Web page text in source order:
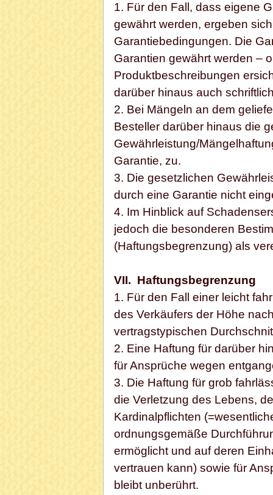
1. Für den Fall, dass eigene
gewährt werden, ergeben
Garantiebedingungen. Die
Garantien gewährt werden –
Produktbeschreibungen
darüber hinaus auch
2. Bei Mängeln an dem
Besteller darüber hinaus die
Gewährleistung/
Garantie, zu.
3. Die gesetzlichen
durch eine Garantie nicht
4. Im Hinblick auf
jedoch die besonderen
(Haftungsbegrenzung) als
VII. Haftungsbegrenzung
1. Für den Fall einer leicht
des Verkäufers der Höhe
vertragstypischen
2. Eine Haftung für darüber
für Ansprüche wegen
3. Die Haftung für grob
die Verletzung des Lebens,
Kardinalpflichten
ordnungsgemäße
ermöglicht und auf deren
vertrauen kann) sowie für
bleibt unberührt.